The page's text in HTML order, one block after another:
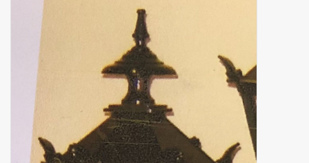
Aluminium en messing
buitenlampen
Bronzen beelden voor
binnen en of buiten.